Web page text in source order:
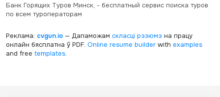
Банк Горящих Туров Минск, - бесплатный сервис поиска туров
по всем туроператорам
Реклама: cvgun.io— Дапаможам скласці рэзюмэ на працу
онлайн бясплатна ў PDF. Online resume builderwith examples
and free templates.